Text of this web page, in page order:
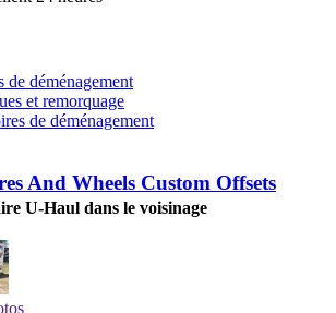
de déménagement
et remorquage
de déménagement
And Wheels Custom Offsets
U-Haul dans le voisinage